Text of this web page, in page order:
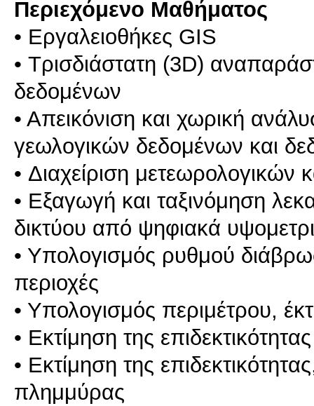
Περιεχόμενο Μαθήματος
• Εργαλειοθήκες GIS
• Τρισδιάστατη (3D)
δεδομένων
• Απεικόνιση και χωρική
γεωλογικών δεδομένων και
• Διαχείριση μετεωρολογικών
• Εξαγωγή και ταξινόμηση
δικτύου από ψηφιακά
• Υπολογισμός ρυθμού
περιοχές
• Υπολογισμός περιμέτρου,
• Εκτίμηση της
• Εκτίμηση της
πλημμύρας